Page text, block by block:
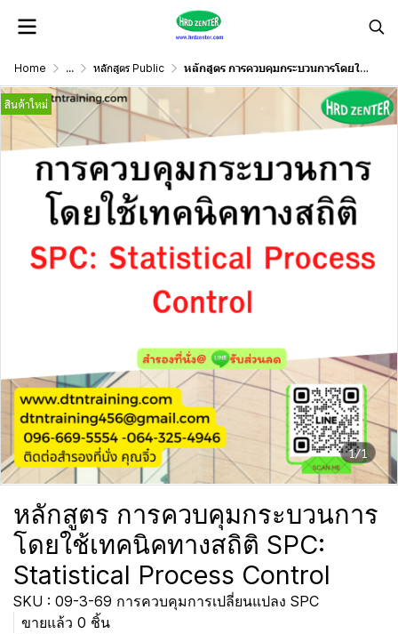
Home ... หลักสูตร Public หลักสูตร การควบคุมกระบวนการโดยใช้เทคนิคทางสถิติ SPC: Statistical Process Control
1/1
สินค้าใหม่
หลักสูตร การควบคุมกระบวนการ
โดยใช้เทคนิคทางสถิติ SPC:
Statistical Process Control
SKU : 09-3-69 การควบคุมการเปลี่ยนแปลง SPC
ขายแล้ว 0 ชิ้น